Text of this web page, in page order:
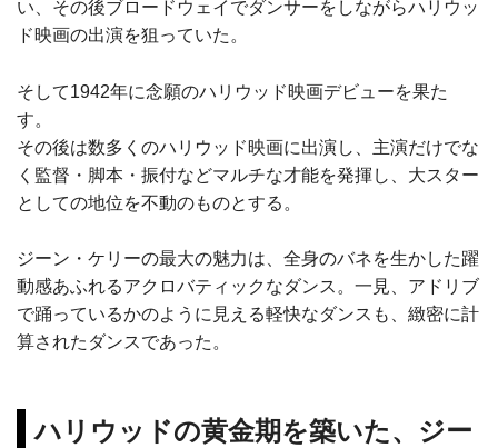
い、その後ブロードウェイでダンサーをしながらハリウッ
ド映画の出演を狙っていた。
そして1942年に念願のハリウッド映画デビューを果た
す。
その後は数多くのハリウッド映画に出演し、主演だけでな
く監督・脚本・振付などマルチな才能を発揮し、大スター
としての地位を不動のものとする。
ジーン・ケリーの最大の魅力は、全身のバネを生かした躍
動感あふれるアクロバティックなダンス。一見、アドリブ
で踊っているかのように見える軽快なダンスも、緻密に計
算されたダンスであった。
ハリウッドの黄金期を築いた、ジー